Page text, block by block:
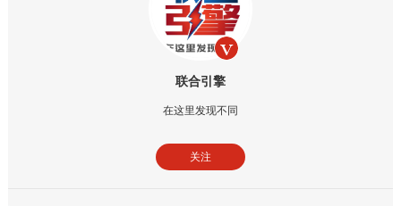
联合引擎
在这里发现不同
关注